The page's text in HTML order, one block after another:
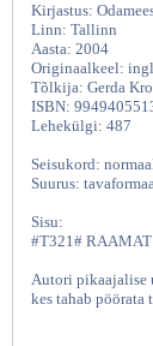
Kirjastus:
Linn: Tallinn
Aasta: 2004
Originaalkeel:
Tõlkija: Gerda
ISBN:
Lehekülgi: 487
Seisukord:
Suurus:
Sisu:
#T321# RAAMAT
Autori pikaajalise
kes tahab pöörata